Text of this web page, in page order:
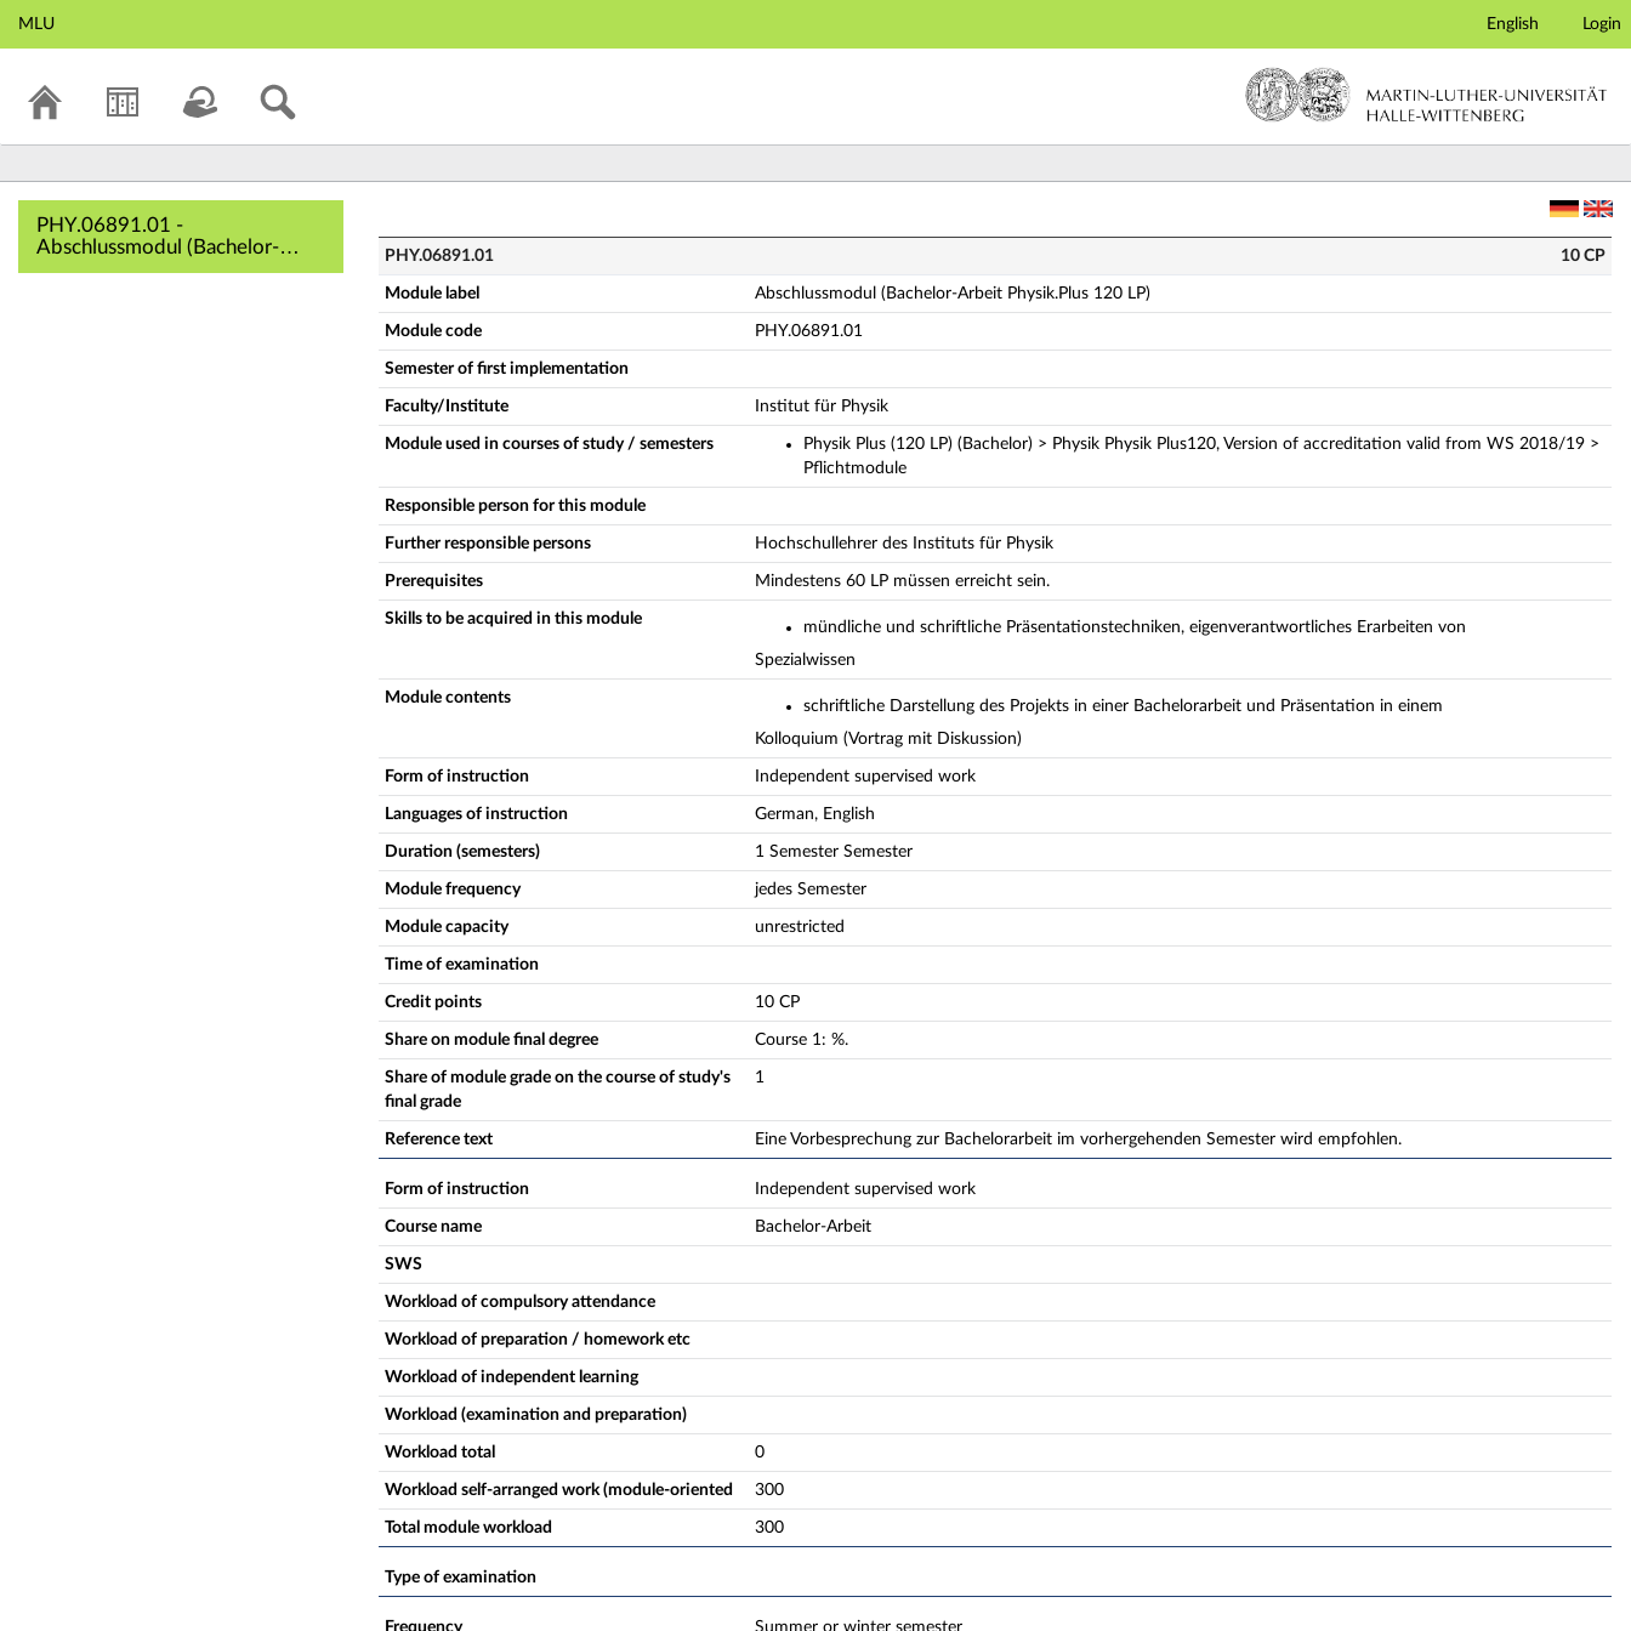
Main navigation
MLU English Login
PHY.06891.01 -
Abschlussmodul (Bachelor-
Arbeit Physik.Plus 120 LP)
PHY.06891.01 10 CP
Module label Abschlussmodul (Bachelor-Arbeit Physik.Plus 120 LP)
Module code PHY.06891.01
Semester of first implementation
Faculty/Institute Institut für Physik
Module used in courses of study / semesters
Physik Plus (120 LP) (Bachelor) > Physik Physik Plus120, Version of accreditation valid from WS 2018/19 >
Pflichtmodule
Responsible person for this module
Further responsible persons Hochschullehrer des Instituts für Physik
Prerequisites Mindestens 60 LP müssen erreicht sein.
Skills to be acquired in this module
mündliche und schriftliche Präsentationstechniken, eigenverantwortliches Erarbeiten von
Spezialwissen
Module contents
schriftliche Darstellung des Projekts in einer Bachelorarbeit und Präsentation in einem
Kolloquium (Vortrag mit Diskussion)
Form of instruction Independent supervised work
Languages of instruction German, English
Duration (semesters) 1 Semester Semester
Module frequency jedes Semester
Module capacity unrestricted
Time of examination
Credit points 10 CP
Share on module final degree Course 1: %.
Share of module grade on the course of study's
final grade
1
Reference text Eine Vorbesprechung zur Bachelorarbeit im vorhergehenden Semester wird empfohlen.
Form of instruction Independent supervised work
Course name Bachelor-Arbeit
SWS
Workload of compulsory attendance
Workload of preparation / homework etc
Workload of independent learning
Workload (examination and preparation)
Workload total 0
Workload self-arranged work (module-oriented 300
Total module workload 300
Type of examination
Frequency Summer or winter semester